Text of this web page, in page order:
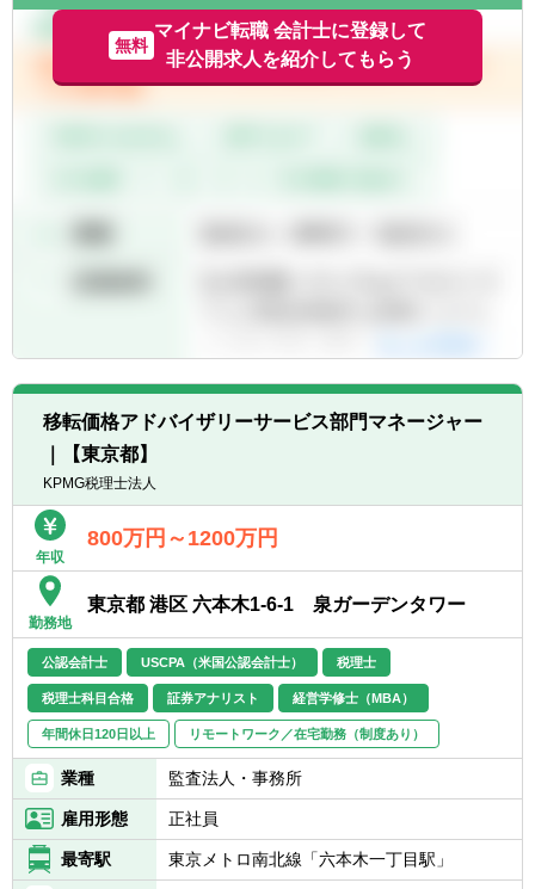
無料
マイナビ転職 会計士に登録して
非公開求人を紹介してもらう
移転価格アドバイザリーサービス部門マネージャー
｜【東京都】
KPMG税理士法人
年収
800万円～1200万円
勤務地
東京都 港区 六本木1-6-1 泉ガーデンタワー
公認会計士 USCPA（米国公認会計士） 税理士
税理士科目合格 証券アナリスト 経営学修士（MBA）
年間休日120日以上 リモートワーク／在宅勤務（制度あり）
業種 監査法人・事務所
雇用形態 正社員
最寄駅 東京メトロ南北線「六本木一丁目駅」